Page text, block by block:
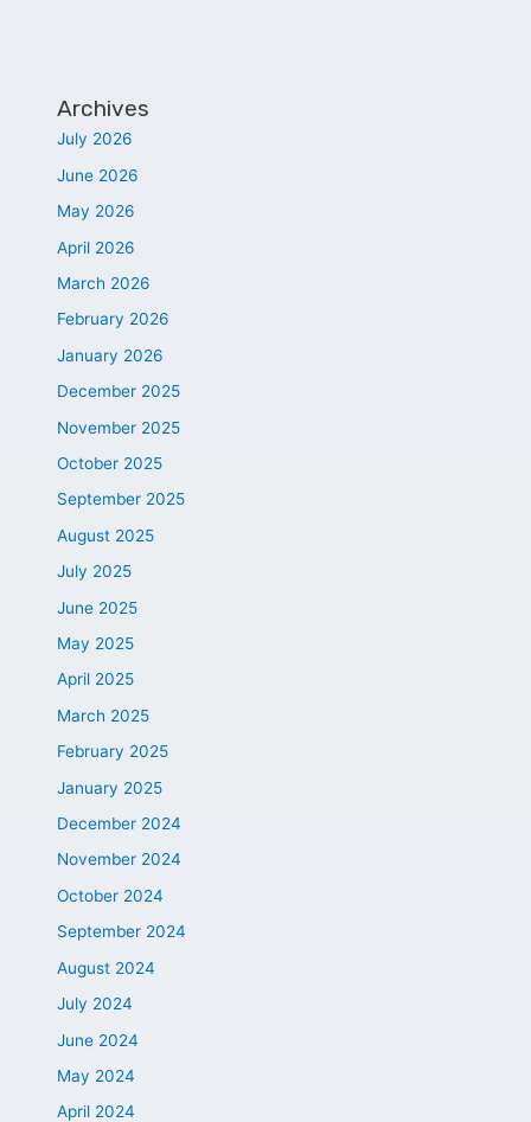
Archives
July 2026
June 2026
May 2026
April 2026
March 2026
February 2026
January 2026
December 2025
November 2025
October 2025
September 2025
August 2025
July 2025
June 2025
May 2025
April 2025
March 2025
February 2025
January 2025
December 2024
November 2024
October 2024
September 2024
August 2024
July 2024
June 2024
May 2024
April 2024